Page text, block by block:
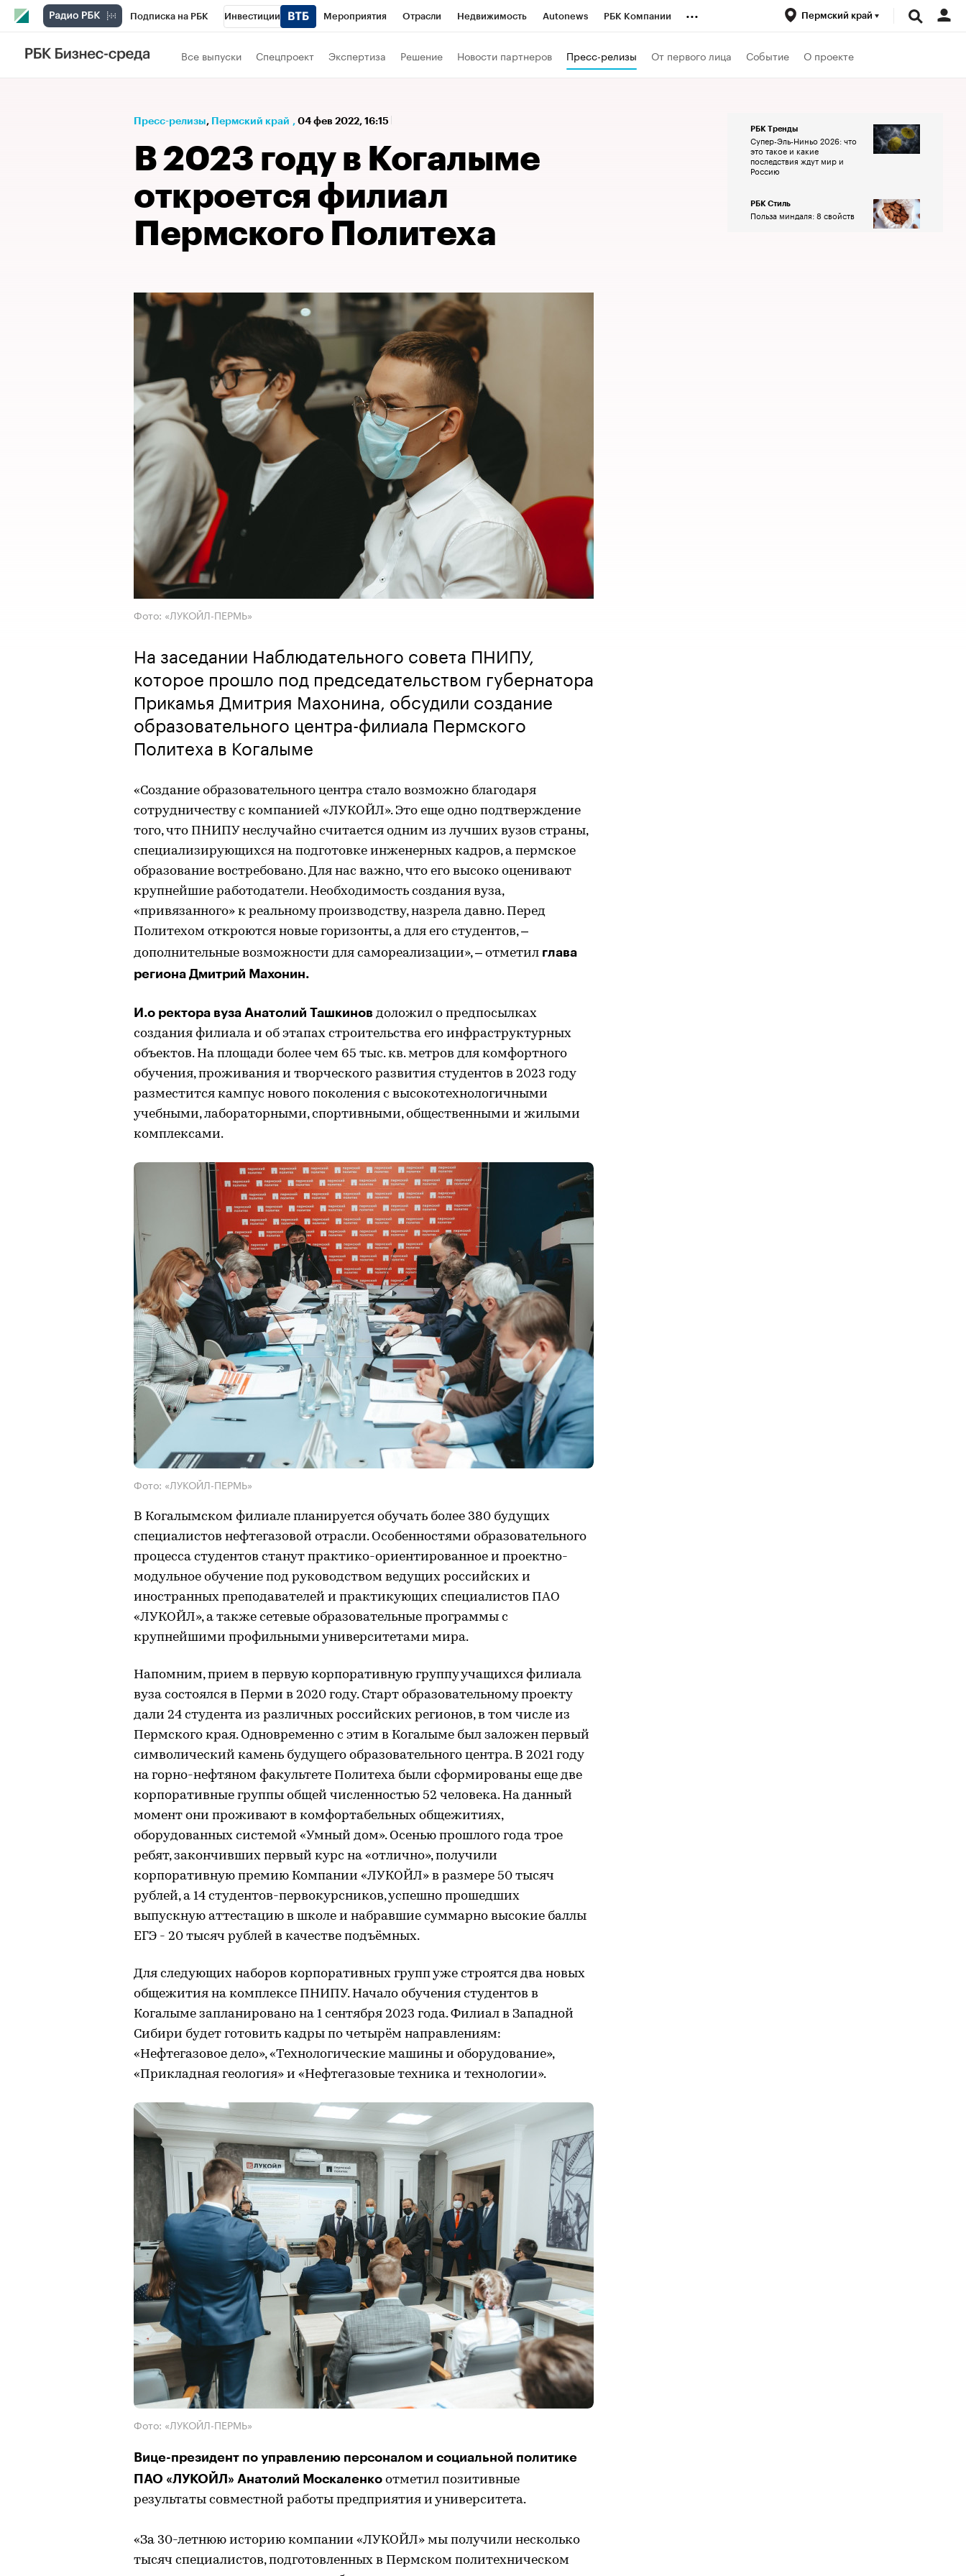
Подписка на РБК Инвестиции Мероприятия Отрасли Недвижимость Autonews РБК Компании
Телеканал
Спецпроекты Проверка контрагентов Политика
... Пермский край
Все выпуски Спецпроект Экспертиза Решение Новости партнеров Пресс-релизы От первого лица Событие О проекте
Пресс-релизы⁠, Пермский край , 04 фев 2022, 16:15
В 2023 году в Когалыме
откроется филиал
Пермского Политеха
Фото: «ЛУКОЙЛ-ПЕРМЬ»
На заседании Наблюдательного совета ПНИПУ,
которое прошло под председательством губернатора
Прикамья Дмитрия Махонина, обсудили создание
образовательного центра-филиала Пермского
Политеха в Когалыме
«Создание образовательного центра стало возможно благодаря
сотрудничеству с компанией «ЛУКОЙЛ». Это еще одно подтверждение
того, что ПНИПУ неслучайно считается одним из лучших вузов страны,
специализирующихся на подготовке инженерных кадров, а пермское
образование востребовано. Для нас важно, что его высоко оценивают
крупнейшие работодатели. Необходимость создания вуза,
«привязанного» к реальному производству, назрела давно. Перед
Политехом откроются новые горизонты, а для его студентов, –
дополнительные возможности для самореализации», – отметил глава
региона Дмитрий Махонин.
И.о ректора вуза Анатолий Ташкинов доложил о предпосылках
создания филиала и об этапах строительства его инфраструктурных
объектов. На площади более чем 65 тыс. кв. метров для комфортного
обучения, проживания и творческого развития студентов в 2023 году
разместится кампус нового поколения с высокотехнологичными
учебными, лабораторными, спортивными, общественными и жилыми
комплексами.
Фото: «ЛУКОЙЛ-ПЕРМЬ»
В Когалымском филиале планируется обучать более 380 будущих
специалистов нефтегазовой отрасли. Особенностями образовательного
процесса студентов станут практико-ориентированное и проектно-
модульное обучение под руководством ведущих российских и
иностранных преподавателей и практикующих специалистов ПАО
«ЛУКОЙЛ», а также сетевые образовательные программы с
крупнейшими профильными университетами мира.
Напомним, прием в первую корпоративную группу учащихся филиала
вуза состоялся в Перми в 2020 году. Старт образовательному проекту
дали 24 студента из различных российских регионов, в том числе из
Пермского края. Одновременно с этим в Когалыме был заложен первый
символический камень будущего образовательного центра. В 2021 году
на горно-нефтяном факультете Политеха были сформированы еще две
корпоративные группы общей численностью 52 человека. На данный
момент они проживают в комфортабельных общежитиях,
оборудованных системой «Умный дом». Осенью прошлого года трое
ребят, закончивших первый курс на «отлично», получили
корпоративную премию Компании «ЛУКОЙЛ» в размере 50 тысяч
рублей, а 14 студентов-первокурсников, успешно прошедших
выпускную аттестацию в школе и набравшие суммарно высокие баллы
ЕГЭ - 20 тысяч рублей в качестве подъёмных.
Для следующих наборов корпоративных групп уже строятся два новых
общежития на комплексе ПНИПУ. Начало обучения студентов в
Когалыме запланировано на 1 сентября 2023 года. Филиал в Западной
Сибири будет готовить кадры по четырём направлениям:
«Нефтегазовое дело», «Технологические машины и оборудование»,
«Прикладная геология» и «Нефтегазовые техника и технологии».
Фото: «ЛУКОЙЛ-ПЕРМЬ»
Вице-президент по управлению персоналом и социальной политике
ПАО «ЛУКОЙЛ» Анатолий Москаленко отметил позитивные
результаты совместной работы предприятия и университета.
«За 30-летнюю историю компании «ЛУКОЙЛ» мы получили несколько
тысяч специалистов, подготовленных в Пермском политехническом
РБК Тренды
Супер-Эль-Ниньо 2026: что
это такое и какие
последствия ждут мир и
Россию
РБК Стиль
Польза миндаля: 8 свойств